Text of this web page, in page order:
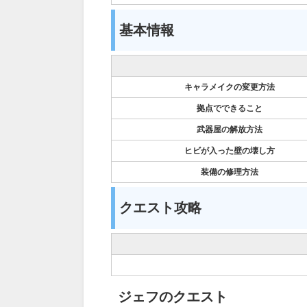
基本情報
キャラメイクの変更方法
拠点でできること
武器屋の解放方法
ヒビが入った壁の壊し方
装備の修理方法
クエスト攻略
ジェフのクエスト